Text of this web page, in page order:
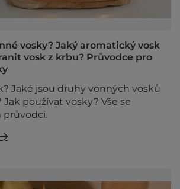
vosky? Jaký aromatický vosk
vosk z krbu? Průvodce pro
Jaké jsou druhy vonných vosků
Jak používat vosky? Vše se
průvodci.